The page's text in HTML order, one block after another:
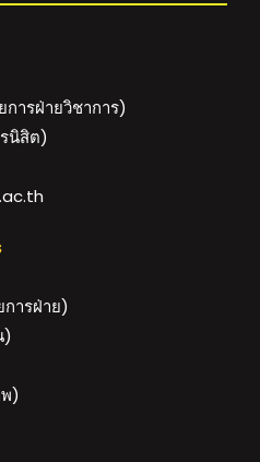
การฝ่ายวิชาการ)
นิสิต)
การฝ่าย)
)
)